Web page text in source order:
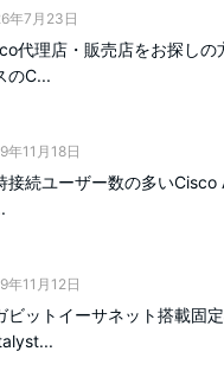
年7月23日
代理店・販売店をお探し
のC...
年11月18日
接続ユーザー数の多いCisco
年11月12日
ビットイーサネット搭載固